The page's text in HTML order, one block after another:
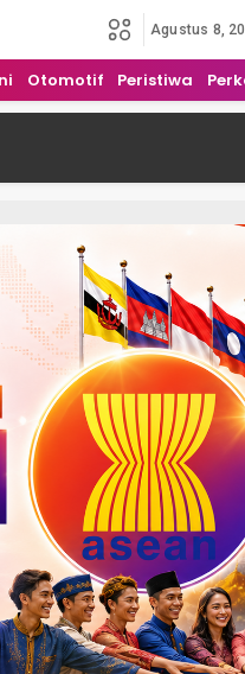
Agustus 8,
Otomotif Peristiwa